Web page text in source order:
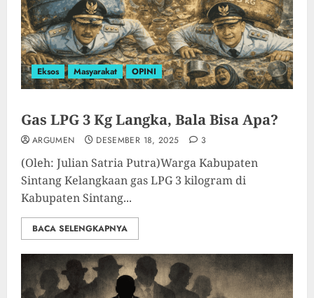
Eksos Masyarakat OPINI
Gas LPG 3 Kg Langka, Bala Bisa Apa?
ARGUMEN DESEMBER 18, 2025 3
(Oleh: Julian Satria Putra)Warga Kabupaten
Sintang Kelangkaan gas LPG 3 kilogram di
Kabupaten Sintang...
BACA SELENGKAPNYA